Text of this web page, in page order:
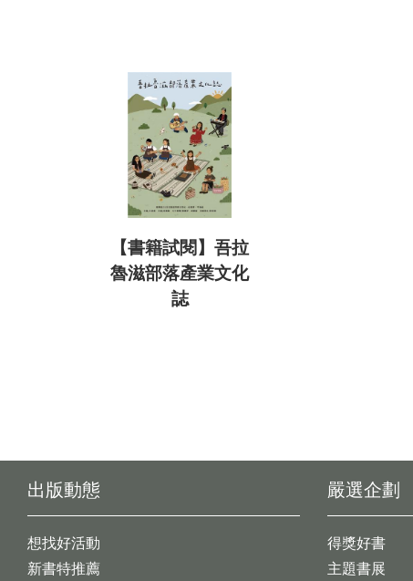
【書籍試閱】吾拉
魯滋部落產業文化
誌
出版動態
想找好活動
新書特推薦
嚴選企劃
得獎好書
主題書展